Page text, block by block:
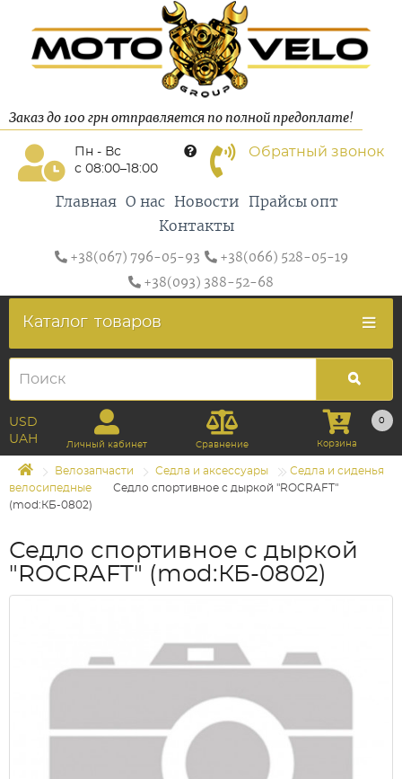
Заказ до 100 грн отправляется по полной предоплате!
Пн - Вс
с 08:00–18:00
Обратный звонок
Главная О нас Новости
Прайсы опт
Контакты
+38(067) 796-05-93
+38(066) 528-05-19
+38(093) 388-52-68
Каталог товаров
USD
UAH
Личный кабинет Сравнение
0
Корзина
Велозапчасти Седла и аксессуары
Седла и сиденья
велосипедные
Седло спортивное с дыркой "ROCRAFT"
(mod:КБ-0802)
Седло спортивное с дыркой
"ROCRAFT" (mod:КБ-0802)